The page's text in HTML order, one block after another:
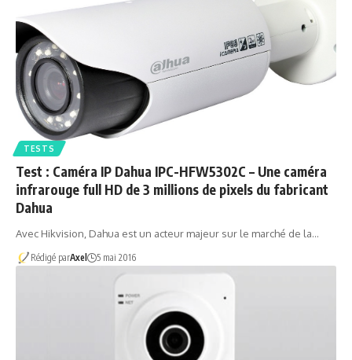
TESTS
Test : Caméra IP Dahua IPC-HFW5302C – Une caméra
infrarouge full HD de 3 millions de pixels du fabricant
Dahua
Avec Hikvision, Dahua est un acteur majeur sur le marché de la…
Rédigé parAxel 5 mai 2016